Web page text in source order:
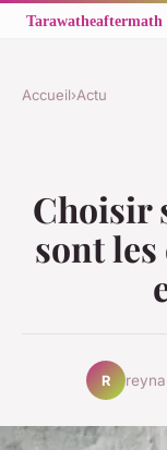
Accueil›Actu
Choisir
sont
R